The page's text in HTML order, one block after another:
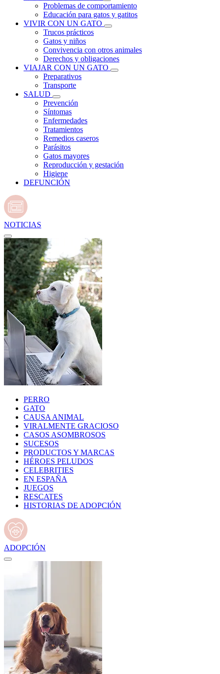
Problemas de comportamiento
Educación para gatos y gatitos
VIVIR CON UN GATO
Trucos prácticos
Gatos y niños
Convivencia con otros animales
Derechos y obligaciones
VIAJAR CON UN GATO
Preparativos
Transporte
SALUD
Prevención
Síntomas
Enfermedades
Tratamientos
Remedios caseros
Parásitos
Gatos mayores
Reproducción y gestación
Higiene
DEFUNCIÓN
NOTICIAS
PERRO
GATO
CAUSA ANIMAL
VIRALMENTE GRACIOSO
CASOS ASOMBROSOS
SUCESOS
PRODUCTOS Y MARCAS
HÉROES PELUDOS
CELEBRITIES
EN ESPAÑA
JUEGOS
RESCATES
HISTORIAS DE ADOPCIÓN
ADOPCIÓN